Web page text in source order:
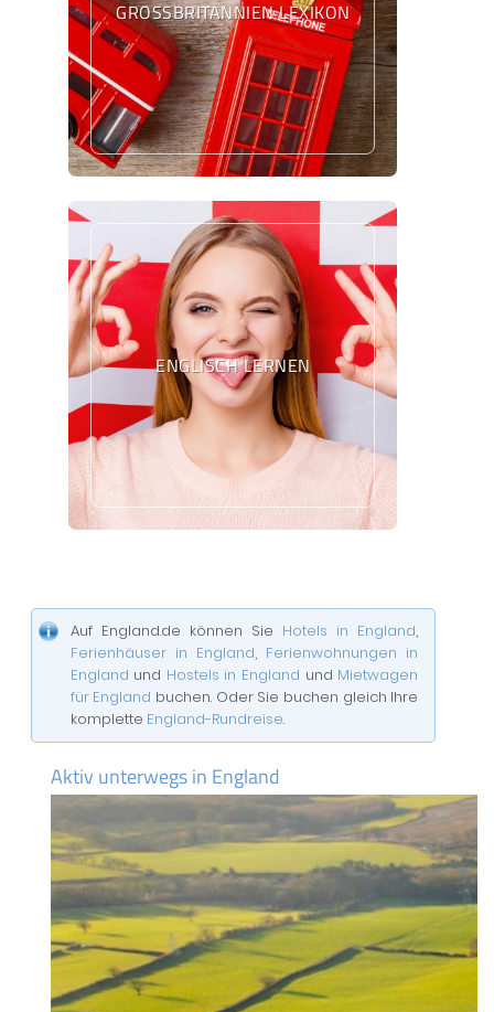
GROSSBRITANNIEN LEXIKON
ENGLISCH LERNEN
Auf England.de können Sie Hotels in England,
Ferienhäuser in England, Ferienwohnungen in
England und Hostels in England und Mietwagen
für England buchen. Oder Sie buchen gleich Ihre
komplette England-Rundreise.
Aktiv unterwegs in England